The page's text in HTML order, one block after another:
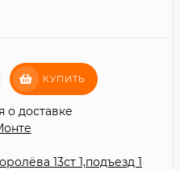
КУПИТЬ
доставке
13ст 1,подъезд 1